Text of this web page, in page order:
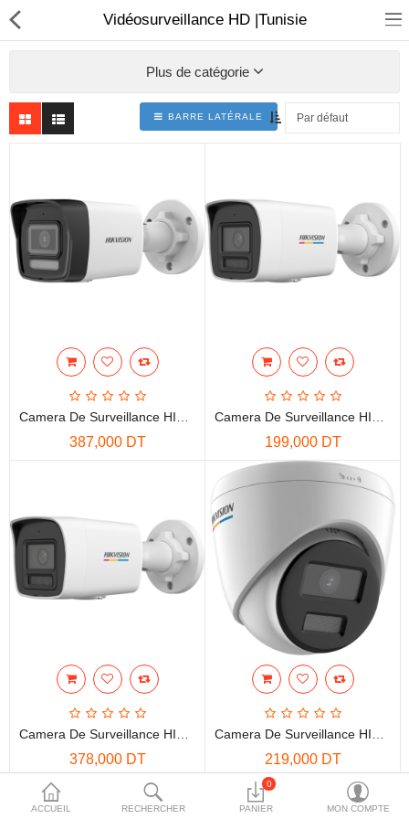
Sécurité
Téléphonie IP
Sonorisation
Régulateur de tension
Instrument de mesure
Informatique
More Categories
Liste de souhaits
Devise
ACCUEIL RECHERCHER
0
PANIER MON COMPTE
Vidéosurveillance HD |Tunisie
Plus de catégorie
BARRE LATÉRALE
387,000 DT 199,000 DT
378,000 DT 219,000 DT